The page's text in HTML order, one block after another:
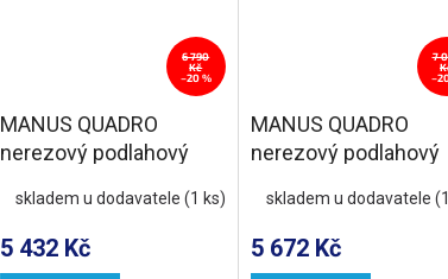
6 790
Kč
–20 %
MANUS QUADRO
nerezový podlahový
DN50
skladem u dodavatele (1 ks)
5 432 Kč
7
MANUS QUADRO
nerezový podlahový
DN50
skladem u dodavatele
5 672 Kč